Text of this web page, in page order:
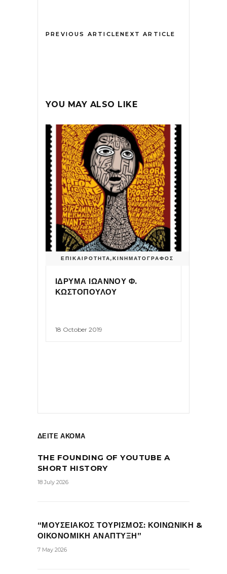
PREVIOUS ARTICLENEXT ARTICLE
YOU MAY ALSO LIKE
ΕΠΙΚΑΙΡΟΤΗΤΑ,ΚΙΝΗΜΑΤΟΓΡΑΦΟΣ
ΙΔΡΥΜΑ ΙΩΑΝΝΟΥ Φ.
ΚΩΣΤΟΠΟΥΛΟΥ
18 October 2019
ΔΕΙΤΕ ΑΚΟΜΑ
THE FOUNDING OF YOUTUBE A
SHORT HISTORY
18 July 2026
“ΜΟΥΣΕΙΑΚΟΣ ΤΟΥΡΙΣΜΟΣ: ΚΟΙΝΩΝΙΚΗ &
ΟΙΚΟΝΟΜΙΚΗ ΑΝΑΠΤΥΞΗ”
7 May 2026